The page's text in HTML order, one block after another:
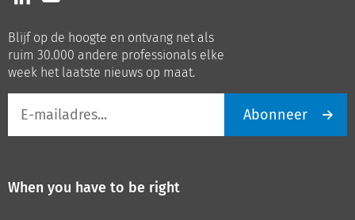
ons
LinkedIn
ons
Youtube
Blijf op de hoogte en ontvang net als
ruim 30.000 andere professionals elke
week het laatste nieuws op maat.
mailadres
Abonneer
When you have to be right